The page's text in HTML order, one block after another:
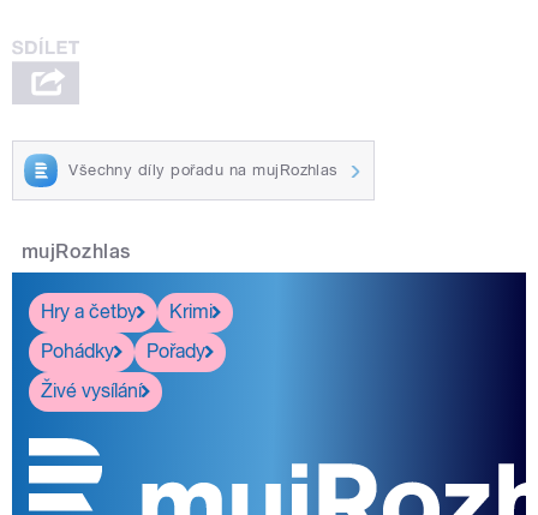
Všechny díly pořadu na mujRozhlas
mujRozhlas
Hry a četby
Krimi
Pohádky
Pořady
Živé vysílání